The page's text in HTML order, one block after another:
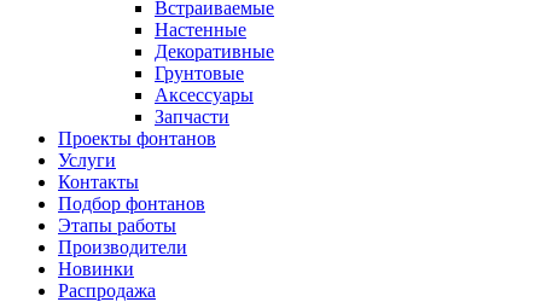
Встраиваемые
Настенные
Декоративные
Грунтовые
Аксессуары
Запчасти
Проекты фонтанов
Услуги
Контакты
Подбор фонтанов
Этапы работы
Производители
Новинки
Распродажа